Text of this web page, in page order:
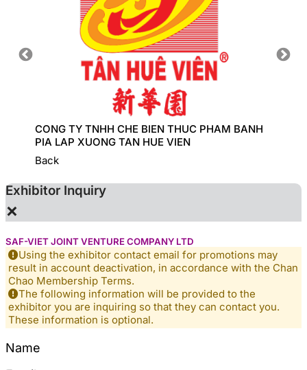
CONG TY TNHH CHE BIEN THUC PHAM BANH
PIA LAP XUONG TAN HUE VIEN
Back
Exhibitor Inquiry
×
SAF-VIET JOINT VENTURE COMPANY LTD
Using the exhibitor contact email for promotions may
result in account deactivation, in accordance with the Chan
Chao Membership Terms.
The following information will be provided to the
exhibitor you are inquiring so that they can contact you.
These information is optional.
Name